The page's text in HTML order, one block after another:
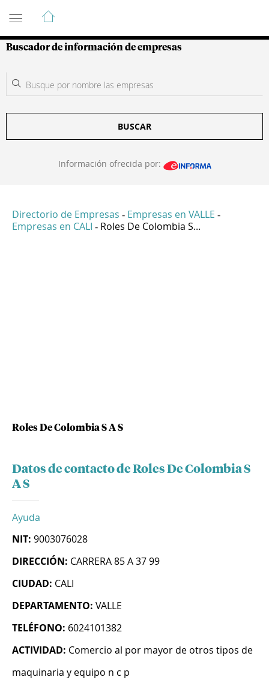
Guía de Empresas Colombianas
Buscador de información de empresas
BUSCAR
Información ofrecida por:
Directorio de Empresas - Empresas en VALLE -
Empresas en CALI - Roles De Colombia S...
Roles De Colombia S A S
Datos de contacto de Roles De Colombia S
A S
Ayuda
NIT: 9003076028
DIRECCIÓN: CARRERA 85 A 37 99
CIUDAD: CALI
DEPARTAMENTO: VALLE
TELÉFONO: 6024101382
ACTIVIDAD: Comercio al por mayor de otros tipos de
maquinaria y equipo n c p